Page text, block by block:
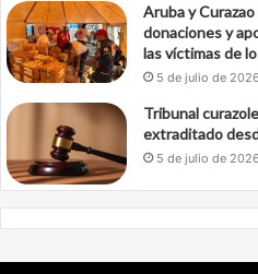
Aruba y
donaciones y
las víctimas de
5 de julio de 2026
Tribunal
extraditado
5 de julio de 2026